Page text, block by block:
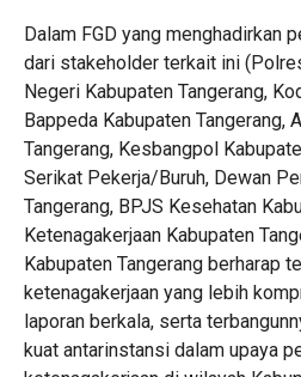
Dalam FGD yang menghadirkan
dari stakeholder terkait ini
Negeri Kabupaten Tangerang,
Bappeda Kabupaten Tangerang,
Tangerang, Kesbangpol
Serikat Pekerja/Buruh, Dewan
Tangerang, BPJS Kesehatan
Ketenagakerjaan Kabupaten
Kabupaten Tangerang berharap
ketenagakerjaan yang lebih
laporan berkala, serta
kuat antarinstansi dalam upaya